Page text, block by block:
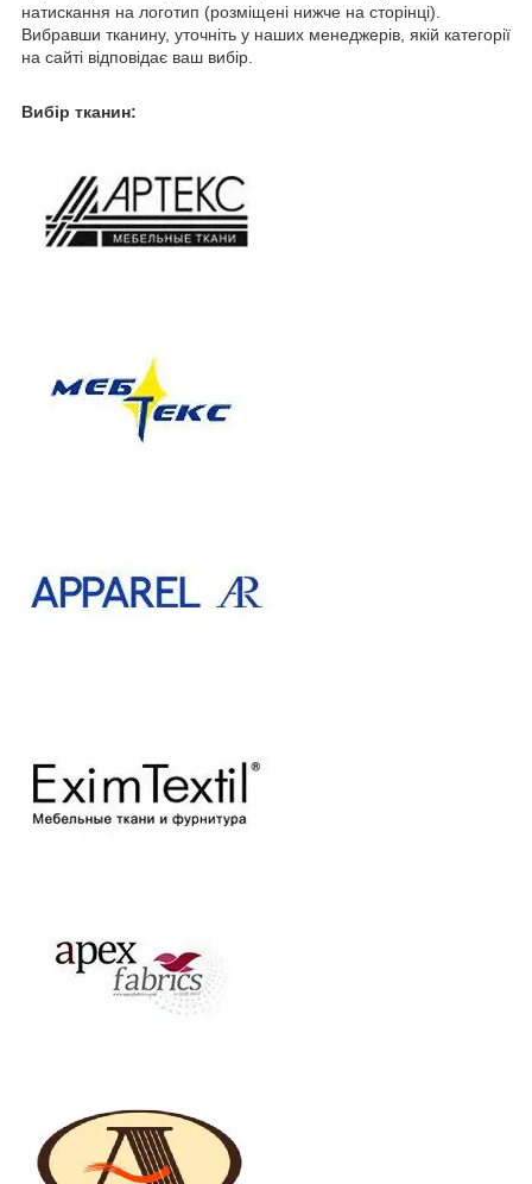
натискання на логотип (розміщені нижче на сторінці).
Вибравши тканину, уточніть у наших менеджерів, якій категорії
на сайті відповідає ваш вибір.
Вибір тканин: